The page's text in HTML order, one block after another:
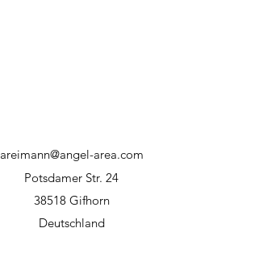
areimann@angel-area.com
Potsdamer Str. 24
38518 Gifhorn
Deutschland